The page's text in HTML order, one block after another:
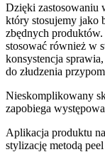
Dzięki zastosowaniu
który stosujemy jako
zbędnych
stosować również w
konsystencja
do złudzenia
Nieskomplikowany
zapobiega
Aplikacja produktu
stylizację metodą